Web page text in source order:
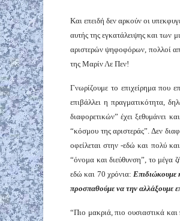
Και επειδή δεν αρκούν οι
αυτής της εγκατάλειψης και των
αριστερών ψηφοφόρων, πολλοί
της Μαρίν Λε Πεν!
Γνωρίζουμε το επιχείρημα που
επιβάλλει η πραγματικότητα,
διαφορετικών” έχει ξεθυμάνει
“κόσμου της αριστεράς”. Δεν
οφείλεται στην -εδώ και πολύ
“όνομα και διεύθυνση”, το μέγα
εδώ και 70 χρόνια: Επιδιώκουμε
προσπαθούμε να την αλλάξουμε
“Πιο μακριά, πιο ουσιαστικά